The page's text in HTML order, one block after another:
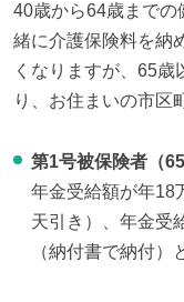
40歳から64歳までの
緒に介護保険料を納
くなりますが、65
り、お住まいの市区
第1号被保険者（65
年金受給額が年18
天引き）、年金受
（納付書で納付）